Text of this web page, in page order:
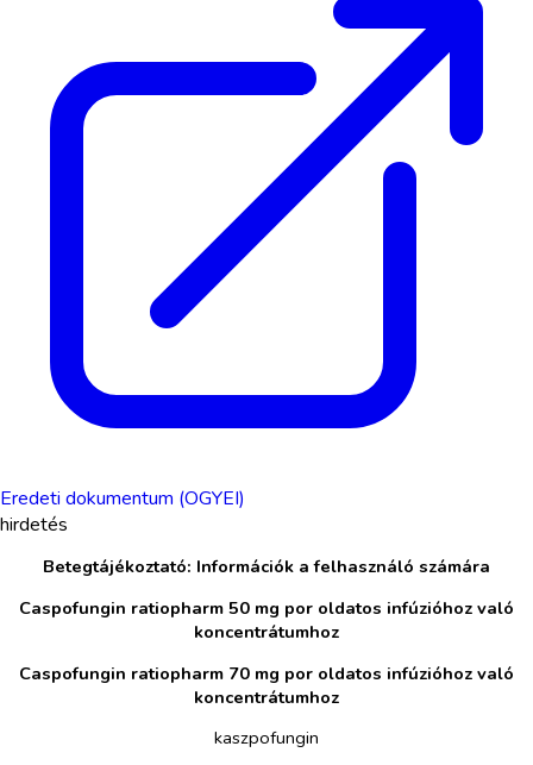
Eredeti dokumentum (OGYEI)
hirdetés
Betegtájékoztató: Információk a felhasználó számára
Caspofungin ratiopharm 50 mg por oldatos infúzióhoz való
koncentrátumhoz
Caspofungin ratiopharm 70 mg por oldatos infúzióhoz való
koncentrátumhoz
kaszpofungin